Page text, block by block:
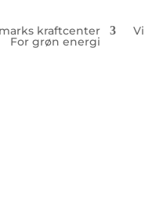
kraftcenter
For grøn energi